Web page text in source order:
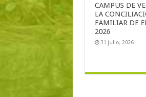
CAMPUS DE
LA
FAMILIAR DE
2026
31 julio, 2026